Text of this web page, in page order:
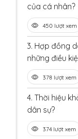
của cá nhân?
450 lượt xem
3. Hợp đồng
những điều
378 lượt xem
4. Thời hiệu
dân sự?
374 lượt xem